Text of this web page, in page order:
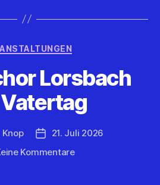
Kategorien
Lorsbach
Knop Veröffentlichungsdatum
21. Juli 2026
Kommentarezu